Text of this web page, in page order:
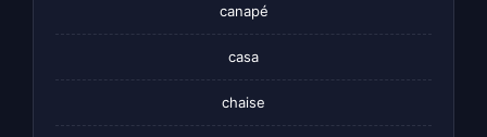
canapé
casa
chaise